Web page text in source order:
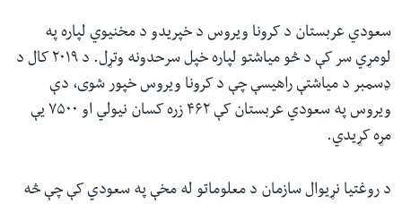
سعودي عربستان د کرونا ویروس د خپریدو د مخنیوي لپاره په
لومړي سر کې د څو میاشتو لپاره خپل سرحدونه وتړل. د ۲۰۱۹ کال د
ډسمبر د میاشتې راهیسې چې د کرونا ویروس خپور شوی، دې
ویروس په سعودي عربستان کې ۴۶۲ زره کسان نیولي او ۷۵۰۰ یې
مړه کړیدي.
د روغتیا نړیوال سازمان د معلوماتو له مخې په سعودي کې چې څه